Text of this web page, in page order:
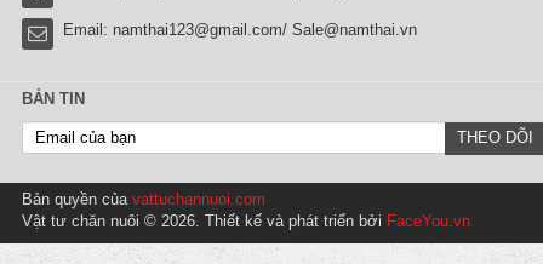
Email: namthai123@gmail.com/ Sale@namthai.vn
BẢN TIN
Bản quyền của vattuchannuoi.com
Vật tư chăn nuôi © 2026. Thiết kế và phát triển bởi FaceYou.vn